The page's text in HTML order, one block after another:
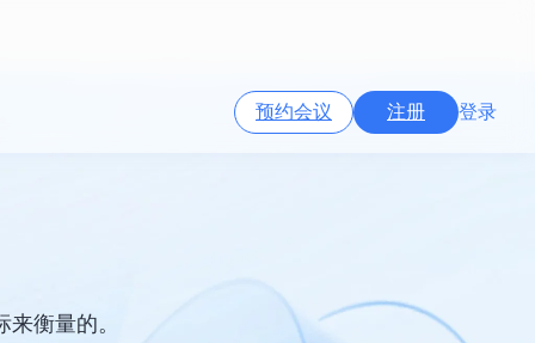
预约会议 注册 登录
衡量的。